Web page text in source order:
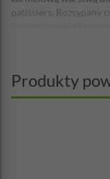
patissiers. Rozsypany
płomienia, podczas
gazem butanowym
zestawie).
pomocy tego
Owalne miseczki
Produkty